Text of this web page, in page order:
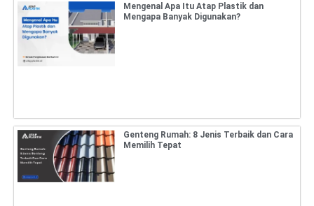
Mengenal Apa Itu Atap Plastik dan
Mengapa Banyak Digunakan?
Genteng Rumah: 8 Jenis Terbaik dan Cara
Memilih Tepat